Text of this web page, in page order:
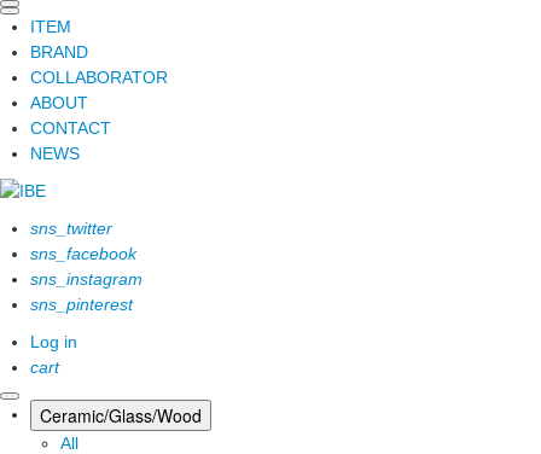
ITEM
BRAND
COLLABORATOR
ABOUT
CONTACT
NEWS
sns_twitter
sns_facebook
sns_instagram
sns_pinterest
Log in
cart
Ceramic/Glass/Wood
All